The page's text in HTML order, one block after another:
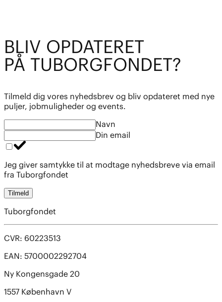
BLIV OPDATERET
PÅ TUBORGFONDET?
Tilmeld dig vores nyhedsbrev og bliv opdateret med nye
puljer, jobmuligheder og events.
Navn
Din email
Jeg giver samtykke til at modtage nyhedsbreve via email
fra Tuborgfondet
Tilmeld
Tuborgfondet
CVR: 60223513
EAN: 5700002292704
Ny Kongensgade 20
1557 København V